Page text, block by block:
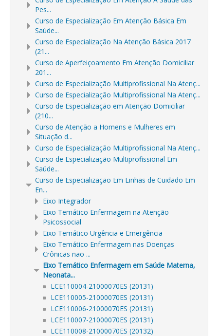
Pes...
Curso de Especialização Em Atenção Básica Em
Saúde...
Curso de Especialização Na Atenção Básica 2017
(21...
Curso de Aperfeiçoamento Em Atenção Domiciliar
201...
Curso de Especialização Multiprofissional Na Atenç...
Curso de Especialização Multiprofissional Na Atenç...
Curso de Especialização em Atenção Domiciliar
(210...
Curso de Atenção a Homens e Mulheres em
Situação d...
Curso de Especialização Multiprofissional Na Atenç...
Curso de Especialização Multiprofissional Em
Saúde...
Curso de Especialização Em Linhas de Cuidado Em
En...
Eixo Integrador
Eixo Temático Enfermagem na Atenção
Psicossocial
Eixo Temático Urgência e Emergência
Eixo Temático Enfermagem nas Doenças
Crônicas não ...
Eixo Temático Enfermagem em Saúde Materna,
Neonata...
LCE110004-21000070ES (20131)
LCE110005-21000070ES (20131)
LCE110006-21000070ES (20131)
LCE110007-21000070ES (20131)
LCE110008-21000070ES (20132)